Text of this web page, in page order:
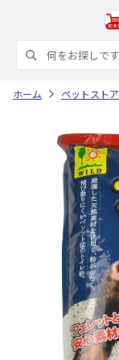
ホーム ペットストア